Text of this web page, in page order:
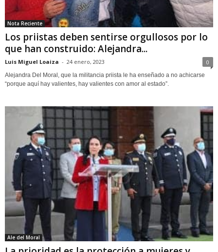
Nota Reciente
Los priistas deben sentirse orgullosos por lo
que han construido: Alejandra...
Luis Miguel Loaiza - 24 enero, 2023 0
Alejandra Del Moral, que la militancia priista le ha enseñado a no achicarse
“porque aquí hay valientes, hay valientes con amor al estado”.
Ale del Moral